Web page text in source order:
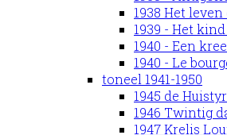
1938 Het
1939 - Het
1940 - Een
1940 - Le
toneel 1941-1950
1945 de
1946 Twintig
1947 Krelis